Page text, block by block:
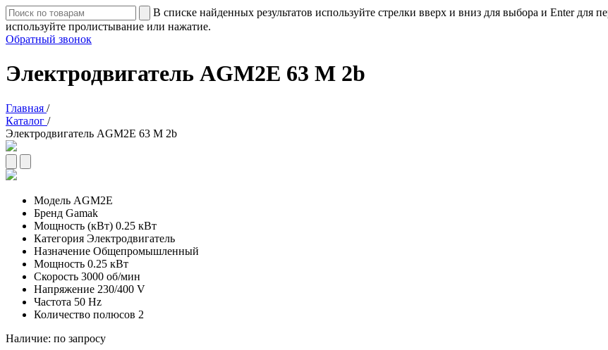
В списке найденных результатов используйте стрелки вверх и вниз для выбора и Enter для
используйте пролистывание или нажатие.
Обратный звонок
Электродвигатель AGM2E 63 M 2b
Главная /
Каталог /
Электродвигатель AGM2E 63 M 2b
Модель AGM2E
Бренд Gamak
Мощность (кВт) 0.25 кВт
Категория Электродвигатель
Назначение Общепромышленный
Мощность 0.25 кВт
Скорость 3000 об/мин
Напряжение 230/400 V
Частота 50 Hz
Количество полюсов 2
Наличие: по запросу